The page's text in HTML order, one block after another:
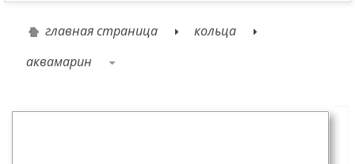
главная страница
кольца
аквамарин